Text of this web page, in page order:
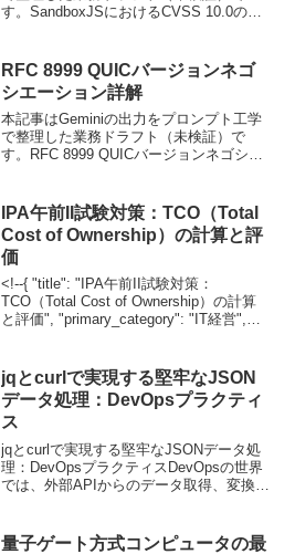
す。SandboxJSにおけるCVSS 10.0の脆
において、サンドボックスを完全...
RFC 8999 QUICバージョンネゴ
シエーション詳解
本記事はGeminiの出力をプロンプト工学
で整理した業務ドラフト（未検証）で
す。RFC 8999 QUICバージョンネゴシエ
盤...
IPA午前II試験対策：TCO（Total
Cost of Ownership）の計算と評
価
<!--{ "title": "IPA午前II試験対策：
TCO（Total Cost of Ownership）の計算
と評価", "primary_category": "IT経営",
jqとcurlで実現する堅牢なJSON
データ処理：DevOpsプラクティ
ス
jqとcurlで実現する堅牢なJSONデータ処
理：DevOpsプラクティスDevOpsの世界
では、外部APIからのデータ取得、変換、
せ、JSONデータを安全かつ冪...
量子ゲート方式コンピュータの最